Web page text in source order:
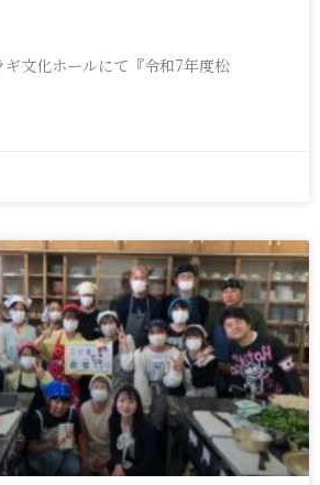
文化ホールにて『令和7年度松